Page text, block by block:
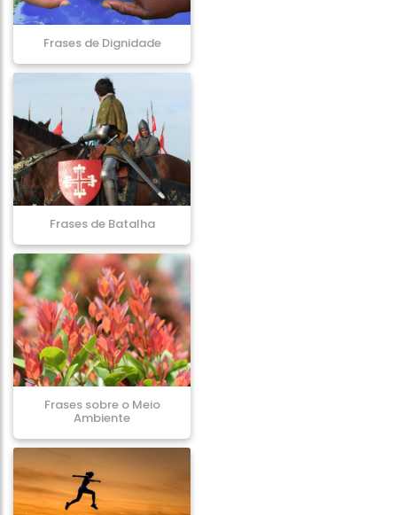
Frases de Dignidade
Frases de Batalha
Frases sobre o Meio
Ambiente